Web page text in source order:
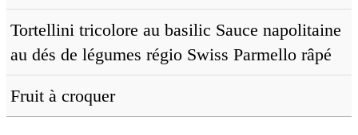
Tortellini tricolore au basilic Sauce napolitaine
au dés de légumes régio Swiss Parmello râpé
Fruit à croquer